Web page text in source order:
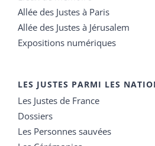
Allée des Justes à Paris
Allée des Justes à Jérusalem
Expositions numériques
LES JUSTES PARMI LES
Les Justes de France
Dossiers
Les Personnes sauvées